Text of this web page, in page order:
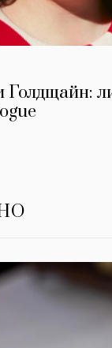
Голдщайн: